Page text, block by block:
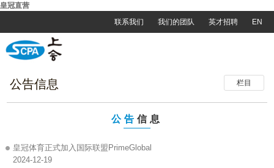
皇冠直营
联系我们
我们的团队 英才招聘 EN
栏目
公告信息
公告 信息
皇冠体育正式加入国际联盟PrimeGlobal
2024-12-19